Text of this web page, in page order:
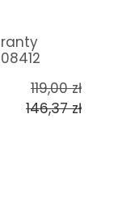
119,00zł
146,37zł